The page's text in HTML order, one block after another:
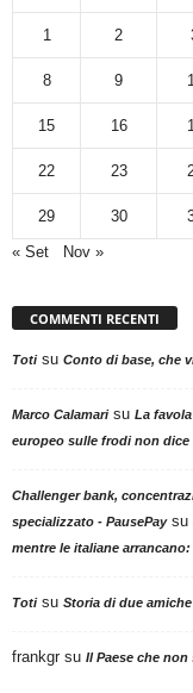
1 2
8 9
15 16
22 23
29 30
« Set
Nov »
COMMENTI RECENTI
Totisu Conto di base, che
Marco Calamarisu La
europeo sulle frodi non dice
Challenger bank,
specializzato - PausePaysu
mentre le italiane
Totisu Storia di due
frankgr su Il Paese che